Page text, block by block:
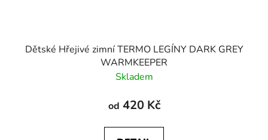
Dětské Hřejivé zimní TERMO LEGÍNY DARK GREY
WARMKEEPER
Skladem
od 420 Kč